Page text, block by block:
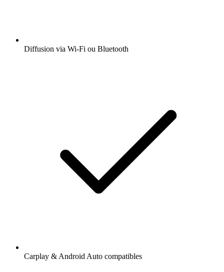
Diffusion via Wi-Fi ou Bluetooth
Carplay & Android Auto compatibles